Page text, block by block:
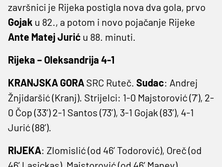
završnici je Rijeka postigla nova dva gola, prvo
Gojak u 82., a potom i novo pojačanje Rijeke
Ante Matej Jurić u 88. minuti.
Rijeka – Oleksandrija 4-1
KRANJSKA GORA SRC Ruteč. Sudac: Andrej
Žnjidaršić (Kranj). Strijelci: 1-0 Majstorović (7’), 2-
0 Čop (33’) 2-1 Santos (73’), 3-1 Gojak (83’), 4-1
Jurić (88’).
RIJEKA: Zlomislić (od 46’ Todorović), Oreč (od